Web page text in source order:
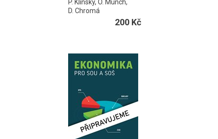
P. Klínský, O. Münch,
D. Chromá
zaměření.
Slouží zároveň jako
cvičebnice, v každé
otázky a úkoly.
A4 / 164 stran
200 Kč